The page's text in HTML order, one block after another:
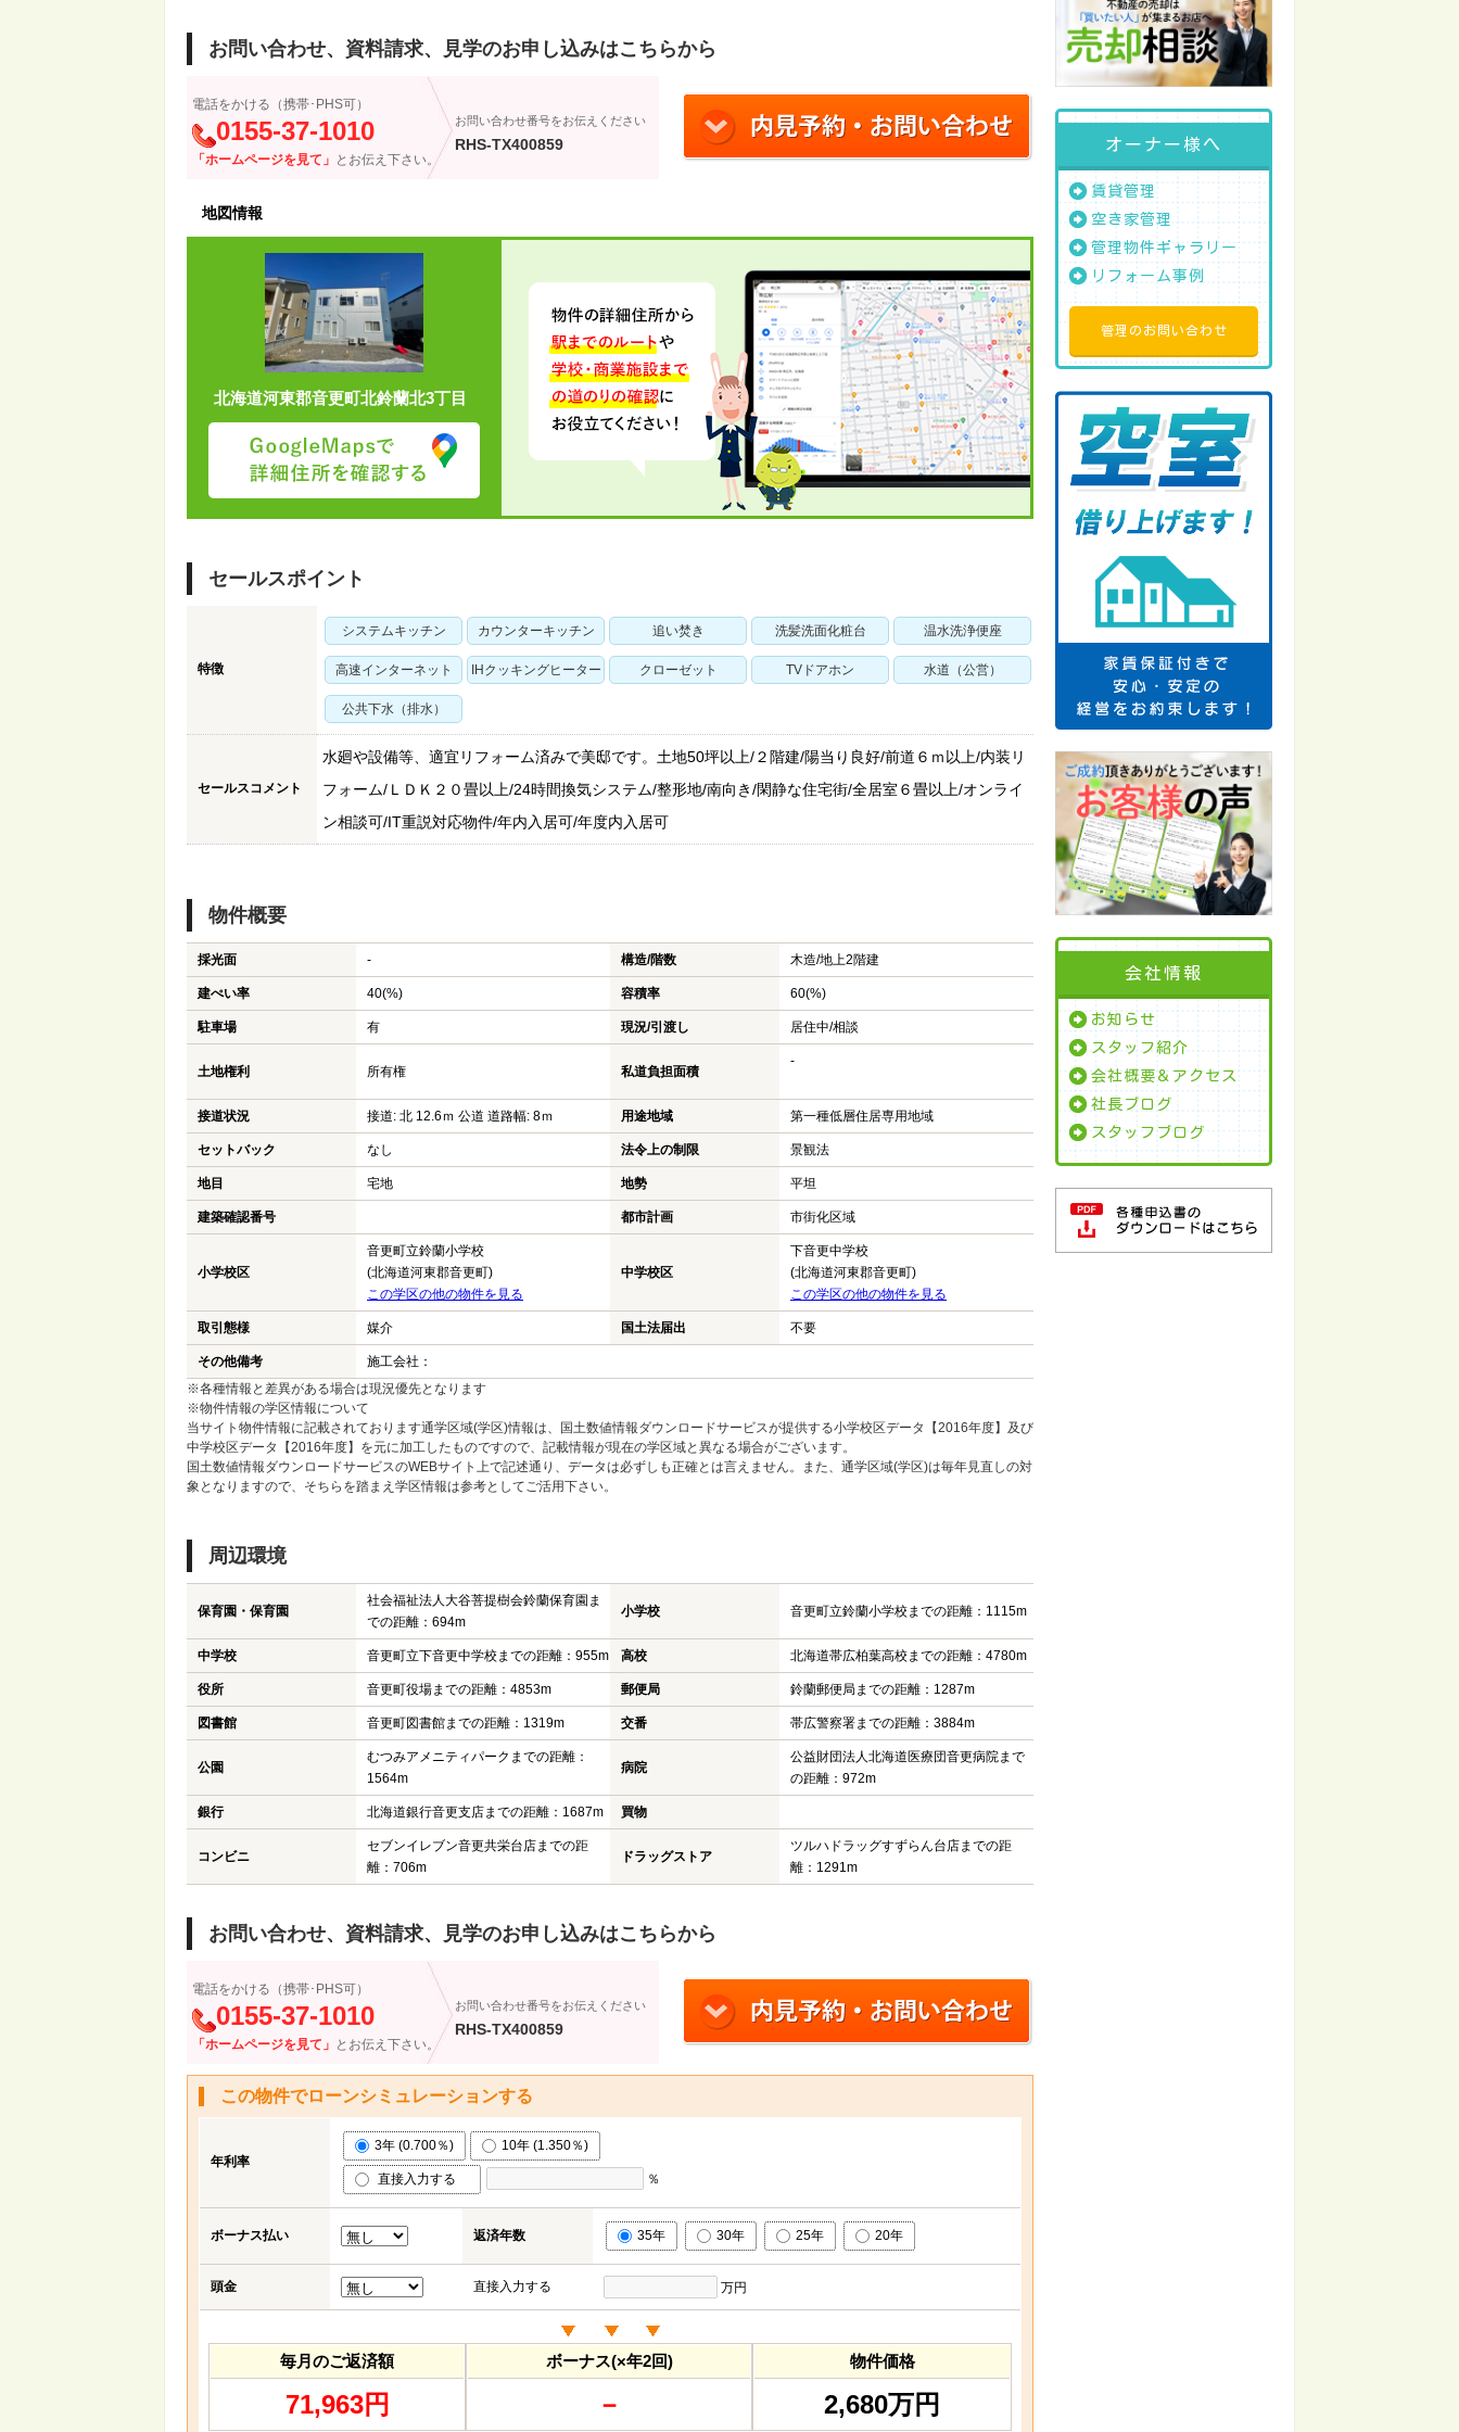
お問い合わせ、資料請求、見学のお申し込みはこちらから
電話をかける（携帯･PHS可）
0155-37-1010
「ホームページを見て」 とお伝え下さい。
お問い合わせ番号をお伝えください
RHS-TX400859
地図情報
北海道河東郡音更町北鈴蘭北3丁目
セールスポイント
特徴
システムキッチン カウンターキッチン 追い焚き 洗髪洗面化粧台 温水洗浄便座
高速インターネット IHクッキングヒーター クローゼット TVドアホン 水道（公営）
公共下水（排水）
セールスコメント
水廻や設備等、適宜リフォーム済みで美邸です。土地50坪以上/２階建/陽当り良好/前道６ｍ以上/内装リ
フォーム/ＬＤＫ２０畳以上/24時間換気システム/整形地/南向き/閑静な住宅街/全居室６畳以上/オンライ
ン相談可/IT重説対応物件/年内入居可/年度内入居可
物件概要
採光面 - 構造/階数 木造/地上2階建
建ぺい率 40(%) 容積率 60(%)
駐車場 有 現況/引渡し 居住中/相談
土地権利 所有権 私道負担面積
-
接道状況 接道: 北 12.6ｍ 公道 道路幅: 8ｍ 用途地域 第一種低層住居専用地域
セットバック なし 法令上の制限 景観法
地目 宅地 地勢 平坦
建築確認番号 都市計画 市街化区域
小学校区
音更町立鈴蘭小学校
(北海道河東郡音更町)
この学区の他の物件を見る
中学校区
下音更中学校
(北海道河東郡音更町)
この学区の他の物件を見る
取引態様 媒介 国土法届出 不要
その他備考
施工会社：
※各種情報と差異がある場合は現況優先となります
※物件情報の学区情報について
当サイト物件情報に記載されております通学区域(学区)情報は、国土数値情報ダウンロードサービスが提供する小学校区データ【2016年度】及び
中学校区データ【2016年度】を元に加工したものですので、記載情報が現在の学区域と異なる場合がございます。
国土数値情報ダウンロードサービスのWEBサイト上で記述通り、データは必ずしも正確とは言えません。また、通学区域(学区)は毎年見直しの対
象となりますので、そちらを踏まえ学区情報は参考としてご活用下さい。
周辺環境
保育園・保育園
社会福祉法人大谷菩提樹会鈴蘭保育園ま
での距離：694m
小学校 音更町立鈴蘭小学校までの距離：1115m
中学校 音更町立下音更中学校までの距離：955m 高校 北海道帯広柏葉高校までの距離：4780m
役所 音更町役場までの距離：4853m 郵便局 鈴蘭郵便局までの距離：1287m
図書館 音更町図書館までの距離：1319m 交番 帯広警察署までの距離：3884m
公園
むつみアメニティパークまでの距離：
1564m
病院
公益財団法人北海道医療団音更病院まで
の距離：972m
銀行 北海道銀行音更支店までの距離：1687m 買物
コンビニ
セブンイレブン音更共栄台店までの距
離：706m
ドラッグストア
ツルハドラッグすずらん台店までの距
離：1291m
お問い合わせ、資料請求、見学のお申し込みはこちらから
電話をかける（携帯･PHS可）
0155-37-1010
「ホームページを見て」 とお伝え下さい。
お問い合わせ番号をお伝えください
RHS-TX400859
この物件でローンシミュレーションする
年利率
3年 (0.700％) 10年 (1.350％)
直接入力する ％
ボーナス払い 返済年数 35年 30年 25年 20年
頭金 直接入力する 万円
毎月のご返済額
71,963円
ボーナス(×年2回)
－
物件価格
2,680万円
オーナー様へ
賃貸管理
空き家管理
管理物件ギャラリー
リフォーム事例
管理のお問い合わせ
会社情報
お知らせ
スタッフ紹介
会社概要＆アクセス
社長ブログ
スタッフブログ